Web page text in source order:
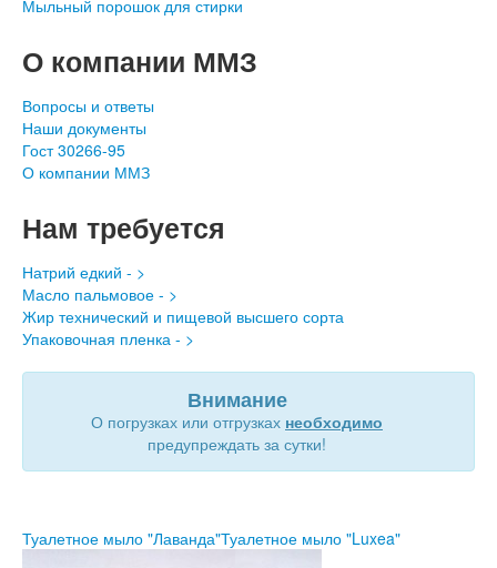
Мыльный порошок для стирки
О компании ММЗ
Вопросы и ответы
Наши документы
Гост 30266-95
О компании ММЗ
Нам требуется
Натрий едкий - >
Масло пальмовое - >
Жир технический и пищевой высшего сорта
Упаковочная пленка - >
Внимание
О погрузках или отгрузках необходимо
предупреждать за сутки!
Туалетное мыло "Лаванда"Туалетное мыло "Luxea"